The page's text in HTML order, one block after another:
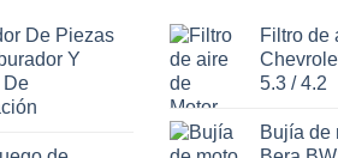
De Piezas
Y
De
Filtro de
5.3 / 4.2
Bujía de